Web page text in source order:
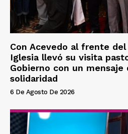
Con Acevedo al frente
Iglesia llevó su visita
Gobierno con un mensaje
solidaridad
6 De Agosto De 2026